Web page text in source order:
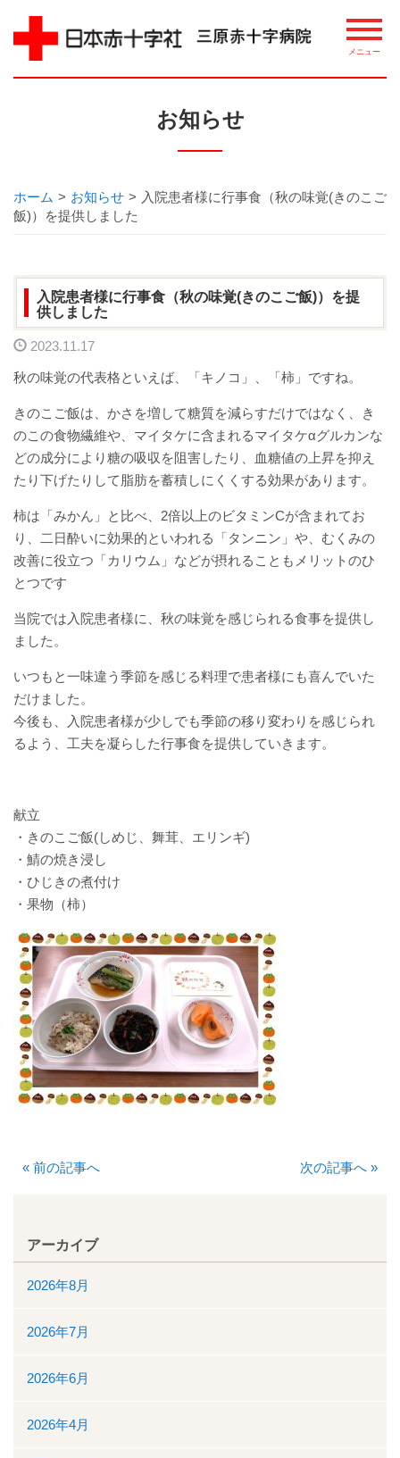
ごあいさつ
相談窓口
整備機器等
病院指標について
厚生労働大臣が定める掲示事項
通院について
外来案内
外来診療担当表
診療科一覧
人間ドック
院内の案内図
入院について
入院のご案内
地域包括ケア病棟
面会時間について
身体的拘束最小化のための方針
部門について
看護部
検査部
薬剤部
放射線科部
リハビリテーション課
お知らせ
ホーム > お知らせ > 入院患者様に行事食（秋の味覚(きのこご
飯)）を提供しました
入院患者様に行事食（秋の味覚(きのこご飯)）を提
供しました
2023.11.17
秋の味覚の代表格といえば、「キノコ」、「柿」ですね。
きのこご飯は、かさを増して糖質を減らすだけではなく、き
のこの食物繊維や、マイタケに含まれるマイタケαグルカンな
どの成分により糖の吸収を阻害したり、血糖値の上昇を抑え
たり下げたりして脂肪を蓄積しにくくする効果があります。
柿は「みかん」と比べ、2倍以上のビタミンCが含まれてお
り、二日酔いに効果的といわれる「タンニン」や、むくみの
改善に役立つ「カリウム」などが摂れることもメリットのひ
とつです
当院では入院患者様に、秋の味覚を感じられる食事を提供し
ました。
いつもと一味違う季節を感じる料理で患者様にも喜んでいた
だけました。
今後も、入院患者様が少しでも季節の移り変わりを感じられ
るよう、工夫を凝らした行事食を提供していきます。
献立
・きのこご飯(しめじ、舞茸、エリンギ)
・鯖の焼き浸し
・ひじきの煮付け
・果物（柿）
« 前の記事へ 次の記事へ »
アーカイブ
2026年8月
2026年7月
2026年6月
2026年4月